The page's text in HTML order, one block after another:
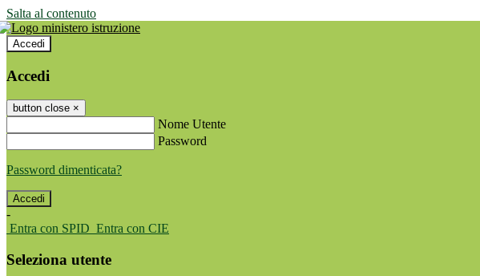
Salta al contenuto
Accedi
Accedi
button close ×
Nome Utente
Password
Password dimenticata?
-
Entra con SPID Entra con CIE
Seleziona utente